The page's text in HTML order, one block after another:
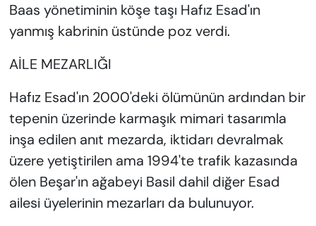
Baas yönetiminin köşe taşı Hafız Esad'ın
yanmış kabrinin üstünde poz verdi.
AİLE MEZARLIĞI
Hafız Esad'ın 2000'deki ölümünün ardından bir
tepenin üzerinde karmaşık mimari tasarımla
inşa edilen anıt mezarda, iktidarı devralmak
üzere yetiştirilen ama 1994'te trafik kazasında
ölen Beşar'ın ağabeyi Basil dahil diğer Esad
ailesi üyelerinin mezarları da bulunuyor.